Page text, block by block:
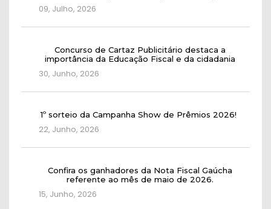
09, Julho, 2026
Concurso de Cartaz Publicitário destaca a
importância da Educação Fiscal e da cidadania
30, Junho, 2026
1º sorteio da Campanha Show de Prêmios 2026!
22, Junho, 2026
Confira os ganhadores da Nota Fiscal Gaúcha
referente ao mês de maio de 2026.
15, Junho, 2026